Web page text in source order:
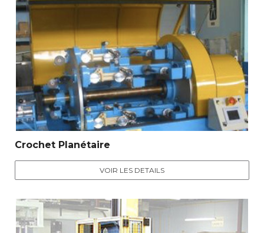
Crochet Planétaire
VOIR LES DETAILS